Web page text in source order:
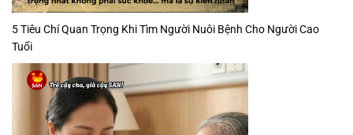
5 Tiêu Chí Quan Trọng Khi Tìm Người Nuôi Bệnh Cho Người Cao
Tuổi